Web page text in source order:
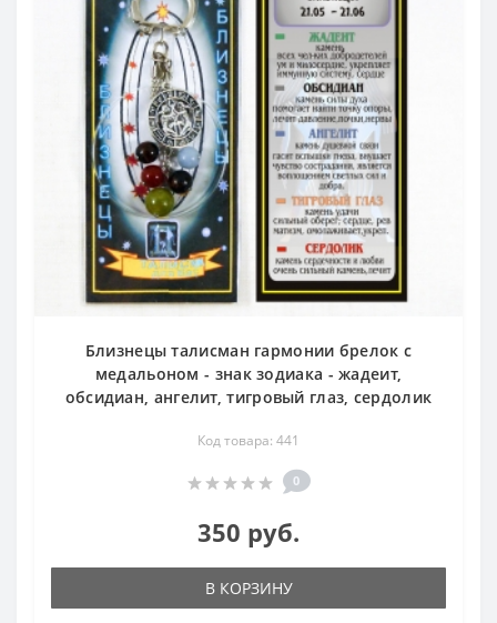
Близнецы талисман гармонии брелок с
медальоном - знак зодиака - жадеит,
обсидиан, ангелит, тигровый глаз, сердолик
Код товара: 441
0
350 руб.
В КОРЗИНУ